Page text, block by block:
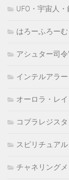
UFO・宇宙人
はろーふろー
アシュター司
インテルアラー
オーロラ・レイ
コブラレジス
スピリチュアル
チャネリング